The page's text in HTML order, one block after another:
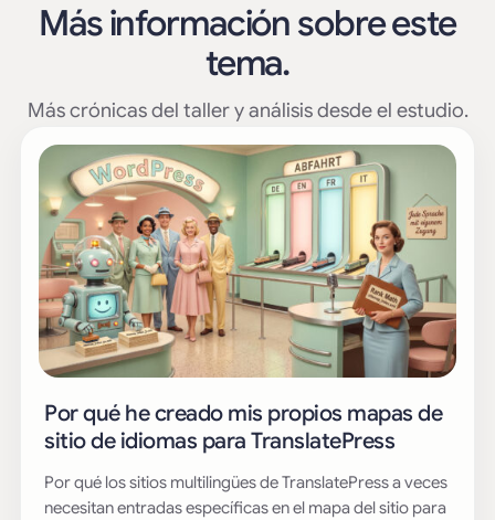
Más información sobre este
tema.
Más crónicas del taller y análisis desde el estudio.
Por qué he creado mis propios mapas de
sitio de idiomas para TranslatePress
Por qué los sitios multilingües de TranslatePress a veces
necesitan entradas específicas en el mapa del sitio para